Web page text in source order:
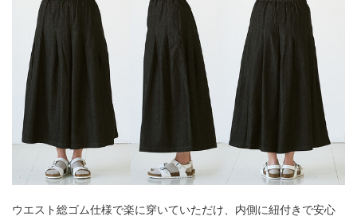
ウエスト総ゴム仕様で楽に穿いていただけ、内側に紐付きで安心